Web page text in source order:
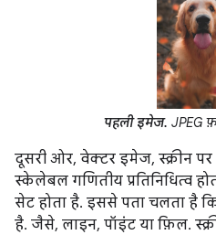
पहली इमेज. JPEG
दूसरी ओर, वेक्टर इमेज, स्क्रीन
स्केलेबल गणितीय प्रतिनिधित्व
सेट होता है. इससे पता चलता है
है. जैसे, लाइन, पॉइंट या फ़िल.